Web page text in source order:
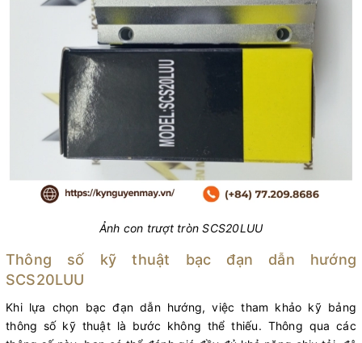
Ảnh con trượt tròn SCS20LUU
Thông số kỹ thuật bạc đạn dẫn hướng
SCS20LUU
Khi lựa chọn bạc đạn dẫn hướng, việc tham khảo kỹ bảng
thông số kỹ thuật là bước không thể thiếu. Thông qua các